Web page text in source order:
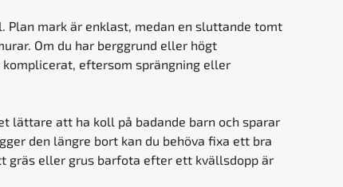
Plan mark är enklast, medan en sluttande tomt
Om du har berggrund eller högt
eftersom sprängning eller
lättare att ha koll på badande barn och sparar
den längre bort kan du behöva fixa ett bra
gräs eller grus barfota efter ett kvällsdopp är